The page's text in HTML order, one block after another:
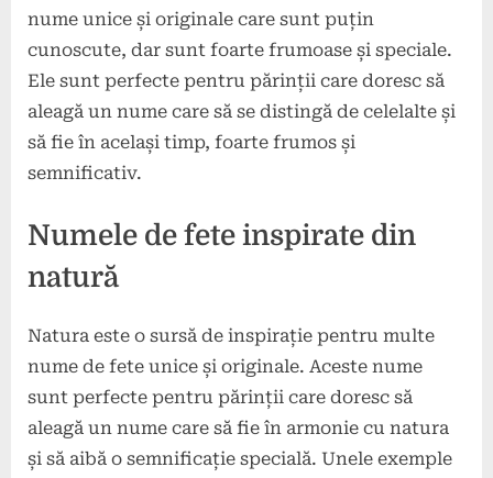
nume unice și originale care sunt puțin
cunoscute, dar sunt foarte frumoase și speciale.
Ele sunt perfecte pentru părinții care doresc să
aleagă un nume care să se distingă de celelalte și
să fie în același timp, foarte frumos și
semnificativ.
Numele de fete inspirate din
natură
Natura este o sursă de inspirație pentru multe
nume de fete unice și originale. Aceste nume
sunt perfecte pentru părinții care doresc să
aleagă un nume care să fie în armonie cu natura
și să aibă o semnificație specială. Unele exemple